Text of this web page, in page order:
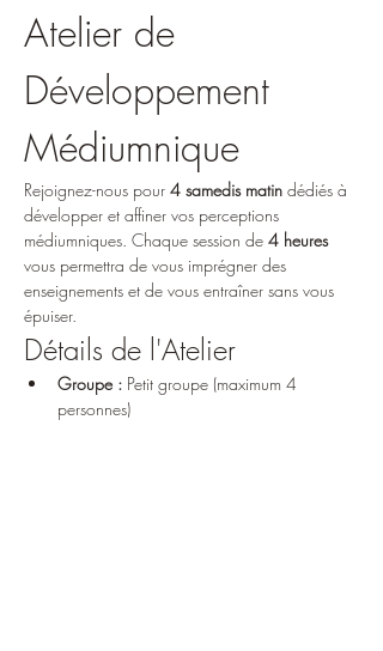
Atelier de
Développement
Médiumnique
Rejoignez-nous pour 4 samedis matin dédiés à
développer et affiner vos perceptions
médiumniques. Chaque session de 4 heures
vous permettra de vous imprégner des
enseignements et de vous entraîner sans vous
épuiser.
Détails de l'Atelier
Groupe : Petit groupe (maximum 4
personnes)